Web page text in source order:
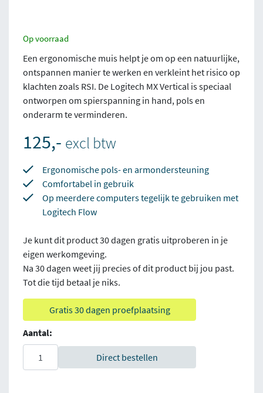
Op voorraad
Een ergonomische muis helpt je om op een natuurlijke,
ontspannen manier te werken en verkleint het risico op
klachten zoals RSI. De Logitech MX Vertical is speciaal
ontworpen om spierspanning in hand, pols en
onderarm te verminderen.
125,- excl btw
Ergonomische pols- en armondersteuning
Comfortabel in gebruik
Op meerdere computers tegelijk te gebruiken met
Logitech Flow
Je kunt dit product 30 dagen gratis uitproberen in je
eigen werkomgeving.
Na 30 dagen weet jij precies of dit product bij jou past.
Tot die tijd betaal je niks.
Gratis 30 dagen proefplaatsing
Aantal:
Direct bestellen